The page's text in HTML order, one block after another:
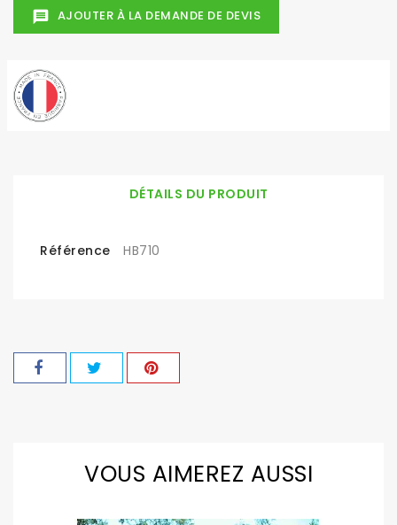
message AJOUTER À LA DEMANDE DE DEVIS
DÉTAILS DU PRODUIT
Référence HB710
VOUS AIMEREZ AUSSI